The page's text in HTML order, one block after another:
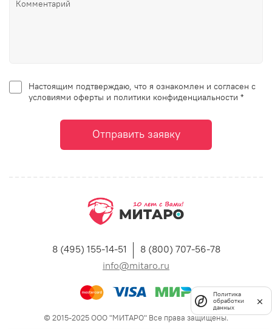
Настоящим подтверждаю, что я ознакомлен и согласен с
условиями оферты и политики конфиденциальности *
Отправить заявку
8 (495) 155-14-51
8 (800) 707-56-78
info@mitaro.ru
© 2015-2025 ООО "МИТАРО" Все права защищены.
Политика
обработки
данных